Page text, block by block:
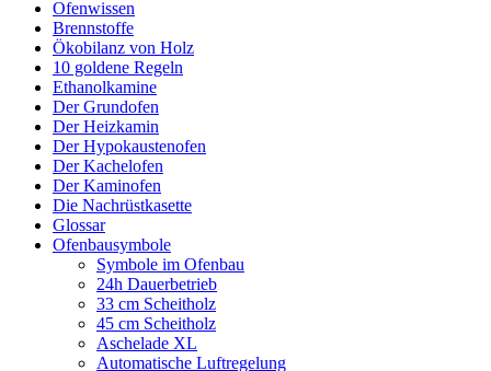
Ofenwissen
Brennstoffe
Ökobilanz von Holz
10 goldene Regeln
Ethanolkamine
Der Grundofen
Der Heizkamin
Der Hypokaustenofen
Der Kachelofen
Der Kaminofen
Die Nachrüstkasette
Glossar
Ofenbausymbole
Symbole im Ofenbau
24h Dauerbetrieb
33 cm Scheitholz
45 cm Scheitholz
Aschelade XL
Automatische Luftregelung